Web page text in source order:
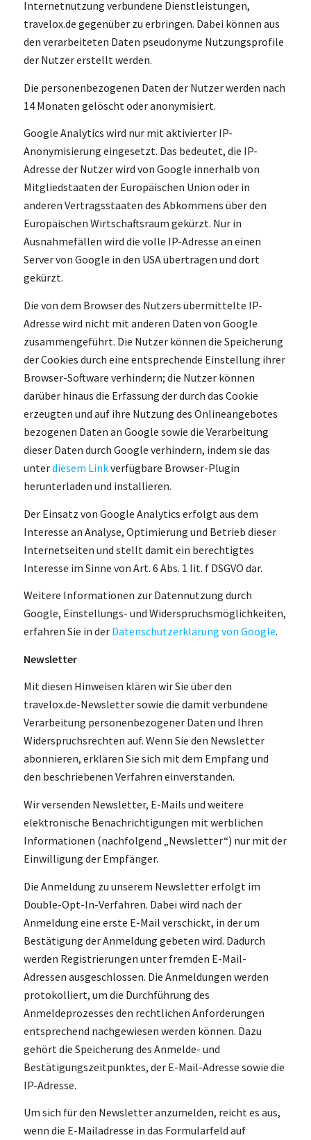
Internetnutzung verbundene Dienstleistungen,
travelox.de gegenüber zu erbringen. Dabei können aus
den verarbeiteten Daten pseudonyme Nutzungsprofile
der Nutzer erstellt werden.
Die personenbezogenen Daten der Nutzer werden nach
14 Monaten gelöscht oder anonymisiert.
Google Analytics wird nur mit aktivierter IP-
Anonymisierung eingesetzt. Das bedeutet, die IP-
Adresse der Nutzer wird von Google innerhalb von
Mitgliedstaaten der Europäischen Union oder in
anderen Vertragsstaaten des Abkommens über den
Europäischen Wirtschaftsraum gekürzt. Nur in
Ausnahmefällen wird die volle IP-Adresse an einen
Server von Google in den USA übertragen und dort
gekürzt.
Die von dem Browser des Nutzers übermittelte IP-
Adresse wird nicht mit anderen Daten von Google
zusammengeführt. Die Nutzer können die Speicherung
der Cookies durch eine entsprechende Einstellung ihrer
Browser-Software verhindern; die Nutzer können
darüber hinaus die Erfassung der durch das Cookie
erzeugten und auf ihre Nutzung des Onlineangebotes
bezogenen Daten an Google sowie die Verarbeitung
dieser Daten durch Google verhindern, indem sie das
unterdiesem Linkverfügbare Browser-Plugin
herunterladen und installieren.
Der Einsatz von Google Analytics erfolgt aus dem
Interesse an Analyse, Optimierung und Betrieb dieser
Internetseiten und stellt damit ein berechtigtes
Interesse im Sinne von Art. 6 Abs. 1 lit. f DSGVO dar.
Weitere Informationen zur Datennutzung durch
Google, Einstellungs- und Widerspruchsmöglichkeiten,
erfahren Sie in der Datenschutzerklärung von Google.
Newsletter
Mit diesen Hinweisen klären wir Sie über den
travelox.de-Newsletter sowie die damit verbundene
Verarbeitung personenbezogener Daten und Ihren
Widerspruchsrechten auf. Wenn Sie den Newsletter
abonnieren, erklären Sie sich mit dem Empfang und
den beschriebenen Verfahren einverstanden.
Wir versenden Newsletter, E-Mails und weitere
elektronische Benachrichtigungen mit werblichen
Informationen (nachfolgend „Newsletter“) nur mit der
Einwilligung der Empfänger.
Die Anmeldung zu unserem Newsletter erfolgt im
Double-Opt-In-Verfahren. Dabei wird nach der
Anmeldung eine erste E-Mail verschickt, in der um
Bestätigung der Anmeldung gebeten wird. Dadurch
werden Registrierungen unter fremden E-Mail-
Adressen ausgeschlossen. Die Anmeldungen werden
protokolliert, um die Durchführung des
Anmeldeprozesses den rechtlichen Anforderungen
entsprechend nachgewiesen werden können. Dazu
gehört die Speicherung des Anmelde- und
Bestätigungszeitpunktes, der E-Mail-Adresse sowie die
IP-Adresse.
Um sich für den Newsletter anzumelden, reicht es aus,
wenn die E-Mailadresse in das Formularfeld auf